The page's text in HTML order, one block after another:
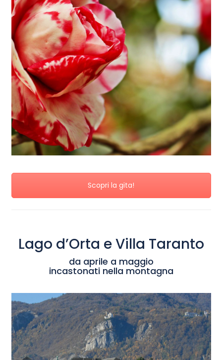
Scopri la gita!
Lago d’Orta e Villa Taranto
da aprile a maggio
incastonati nella montagna